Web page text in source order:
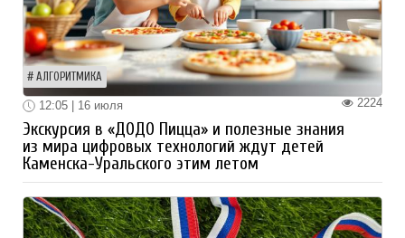
АЛГОРИТМИКА
2224
12:05 | 16 июля
Экскурсия в «ДОДО Пицца» и полезные знания
из мира цифровых технологий ждут детей
Каменска-Уральского этим летом